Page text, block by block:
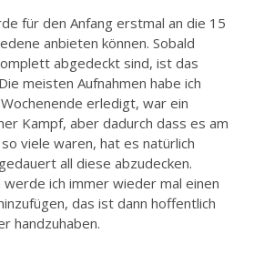
für den Anfang erstmal an die 15
anbieten können. Sobald
abgedeckt sind, ist das
meisten Aufnahmen habe ich
erledigt, war ein
Kampf, aber dadurch dass es am
viele waren, hat es natürlich
all diese abzudecken.
werde ich immer wieder mal einen
das ist dann hoffentlich
handzuhaben.